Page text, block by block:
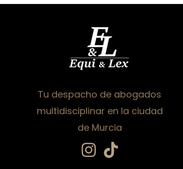
Tu despacho de abogados
multidisciplinar en la ciudad
de Murcia